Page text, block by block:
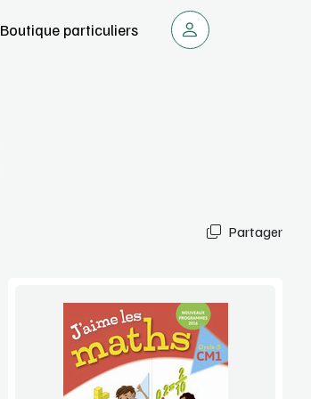
Boutique particuliers
Partager